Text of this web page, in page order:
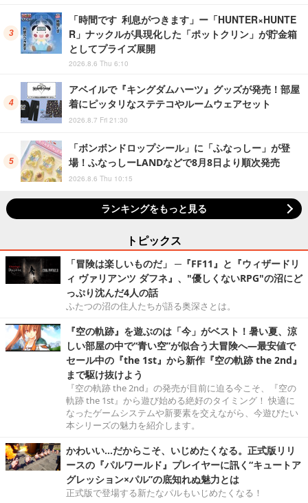
「時間です 利息がつきます」ー「HUNTER×HUNTE
R」ナックルが具現化した「ポットクリン」が貯金箱
としてプライズ展開
2026.8.6 Thu 6:10
アベイルで『キングダムハーツ』グッズが発売！部屋
着にピッタリなステテコやルームウェアセット
2026.8.7 Fri 21:30
「ボンボンドロップシール」に「ふなっしー」が登
場！ふなっしーLANDなどで8月8日より順次発売
2026.8.6 Thu 10:15
ランキングをもっと見る
トピックス
「冒険は楽しいものだ」 ─『FF11』と『ウィザードリ
ィ ヴァリアンツ ダフネ』、"優しくないRPG"の沼にど
っぷり沈んだ4人の話
ふたつの沼の住人たちが語る奥深さとは。
『空の軌跡』を遊ぶのは「今」がベスト！暑い夏、涼
しい部屋の中で“青い空”が似合う大冒険へ―最安値で
セール中の『the 1st』から新作『空の軌跡 the 2nd』
まで駆け抜けよう
『空の軌跡 the 2nd』の発売が目前に迫る今こそ、『空の
軌跡 the 1st』から遊び始める絶好のタイミング！ 快適に
なったゲームシステムや新要素を交えながら、今遊びたい
本シリーズの魅力を紹介します。
かわいい…だからこそ、いじめたくなる。正式版リリ
ースの『パルワールド』プレイヤーに訊く“キュートア
グレッション×パル”の底知れぬ魅力とは
正式版で登場する新たなパルもいじめたくなる！